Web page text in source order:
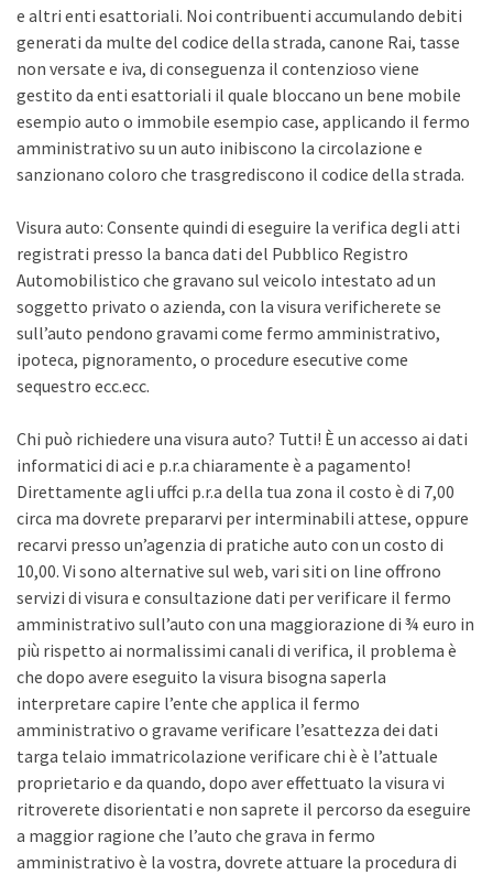
e altri enti esattoriali. Noi contribuenti accumulando debiti
generati da multe del codice della strada, canone Rai, tasse
non versate e iva, di conseguenza il contenzioso viene
gestito da enti esattoriali il quale bloccano un bene mobile
esempio auto o immobile esempio case, applicando il fermo
amministrativo su un auto inibiscono la circolazione e
sanzionano coloro che trasgrediscono il codice della strada.
Visura auto: Consente quindi di eseguire la verifica degli atti
registrati presso la banca dati del Pubblico Registro
Automobilistico che gravano sul veicolo intestato ad un
soggetto privato o azienda, con la visura verificherete se
sull’auto pendono gravami come fermo amministrativo,
ipoteca, pignoramento, o procedure esecutive come
sequestro ecc.ecc.
Chi può richiedere una visura auto? Tutti! È un accesso ai dati
informatici di aci e p.r.a chiaramente è a pagamento!
Direttamente agli uffci p.r.a della tua zona il costo è di 7,00
circa ma dovrete prepararvi per interminabili attese, oppure
recarvi presso un’agenzia di pratiche auto con un costo di
10,00. Vi sono alternative sul web, vari siti on line offrono
servizi di visura e consultazione dati per verificare il fermo
amministrativo sull’auto con una maggiorazione di ¾ euro in
più rispetto ai normalissimi canali di verifica, il problema è
che dopo avere eseguito la visura bisogna saperla
interpretare capire l’ente che applica il fermo
amministrativo o gravame verificare l’esattezza dei dati
targa telaio immatricolazione verificare chi è è l’attuale
proprietario e da quando, dopo aver effettuato la visura vi
ritroverete disorientati e non saprete il percorso da eseguire
a maggior ragione che l’auto che grava in fermo
amministrativo è la vostra, dovrete attuare la procedura di